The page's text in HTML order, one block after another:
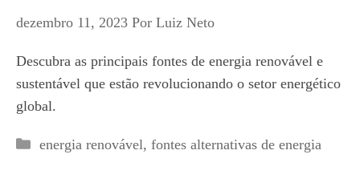
dezembro 11, 2023 Por Luiz Neto
Descubra as principais fontes de energia renovável e
sustentável que estão revolucionando o setor energético
global.
Categorias
energia renovável, fontes alternativas de energia